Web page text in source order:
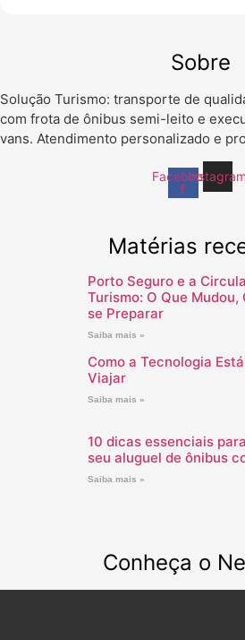
Sobre
Solução Turismo: transporte de
com frota de ônibus semi-leito e
vans. Atendimento personalizado e
Facebook-
f
Instagram
Matérias
Porto Seguro e a
Turismo: O Que Mudou,
se Preparar
Saiba mais »
Como a Tecnologia
Viajar
Saiba mais »
10 dicas essenciais
seu aluguel de ônibus
Saiba mais »
Conheça o